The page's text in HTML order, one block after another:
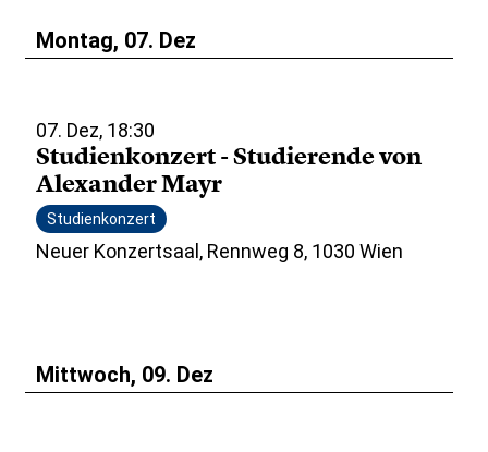
Montag, 07. Dez
07. Dez, 18:30
Studienkonzert - Studierende von
Alexander Mayr
Studienkonzert
Neuer Konzertsaal, Rennweg 8, 1030 Wien
Mittwoch, 09. Dez